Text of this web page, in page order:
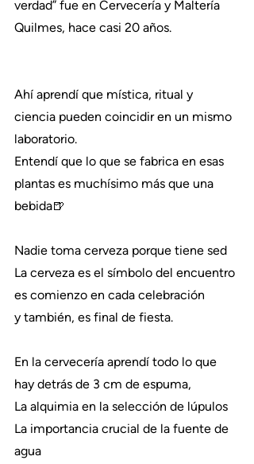
verdad” fue en Cervecería y Maltería
Quilmes, hace casi 20 años.
Ahí aprendí que mística, ritual y
ciencia pueden coincidir en un mismo
laboratorio.
Entendí que lo que se fabrica en esas
plantas es muchísimo más que una
bebida🍺
Nadie toma cerveza porque tiene sed
La cerveza es el símbolo del encuentro
es comienzo en cada celebración
y también, es final de fiesta.
En la cervecería aprendí todo lo que
hay detrás de 3 cm de espuma,
La alquimia en la selección de lúpulos
La importancia crucial de la fuente de
agua